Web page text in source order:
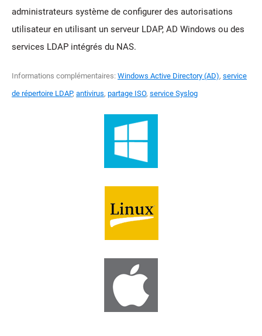
administrateurs système de configurer des autorisations
utilisateur en utilisant un serveur LDAP, AD Windows ou des
services LDAP intégrés du NAS.
Informations complémentaires: Windows Active Directory (AD), service
de répertoire LDAP, antivirus, partage ISO, service Syslog